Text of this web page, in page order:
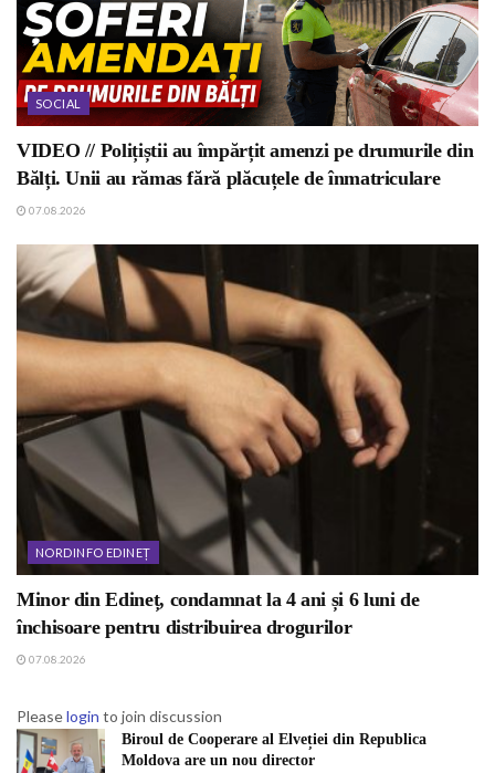
SOCIAL
VIDEO // Polițiștii au împărțit amenzi pe drumurile din
Bălți. Unii au rămas fără plăcuțele de înmatriculare
07.08.2026
NORDINFO EDINEȚ
Minor din Edineț, condamnat la 4 ani și 6 luni de
închisoare pentru distribuirea drogurilor
07.08.2026
Pleaselogin to join discussion
Biroul de Cooperare al Elveției din Republica
Moldova are un nou director